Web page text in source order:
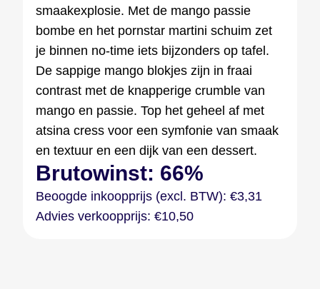
smaakexplosie. Met de mango passie
bombe en het pornstar martini schuim zet
je binnen no-time iets bijzonders op tafel.
De sappige mango blokjes zijn in fraai
contrast met de knapperige crumble van
mango en passie. Top het geheel af met
atsina cress voor een symfonie van smaak
en textuur en een dijk van een dessert.
Brutowinst: 66%
Beoogde inkoopprijs (excl. BTW): €3,31
Advies verkoopprijs: €10,50